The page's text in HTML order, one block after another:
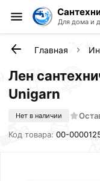
Для дома и
Главная
Лен
Unigarn
Нет в наличии
Код товара:00-